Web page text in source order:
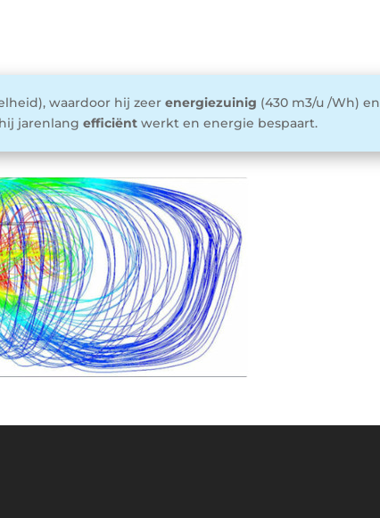
waardoor hij zeerenergiezuinig (430 m3/u /Wh) en
jarenlangefficiënt werkt en energie bespaart.